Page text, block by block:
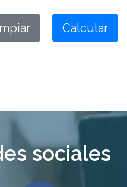
Calcular
sociales